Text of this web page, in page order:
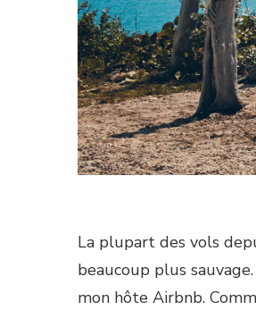
La plupart des vols
beaucoup plus sauvage.
mon hôte Airbnb.